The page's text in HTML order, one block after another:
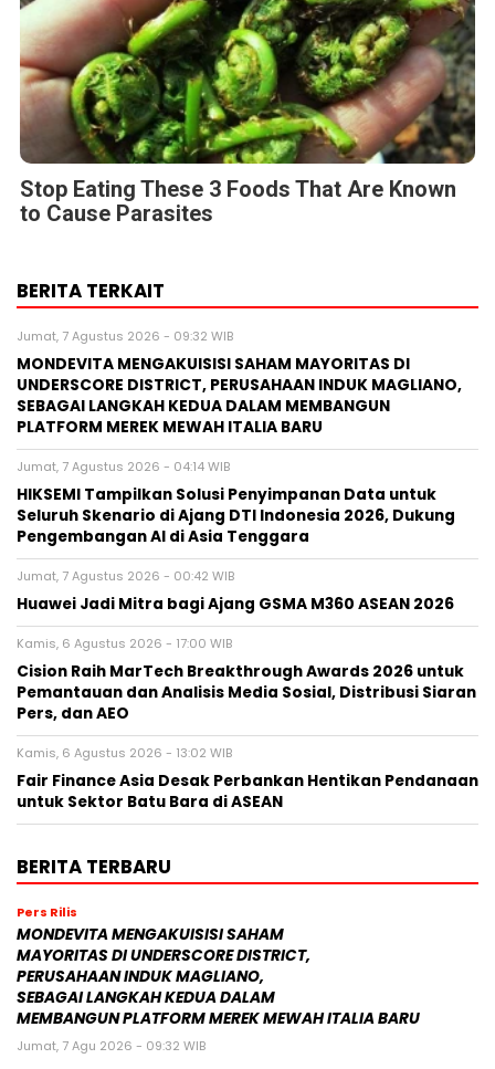
Stop Eating These 3 Foods That Are Known
to Cause Parasites
BERITA TERKAIT
Jumat, 7 Agustus 2026 - 09:32 WIB
MONDEVITA MENGAKUISISI SAHAM MAYORITAS DI
UNDERSCORE DISTRICT, PERUSAHAAN INDUK MAGLIANO,
SEBAGAI LANGKAH KEDUA DALAM MEMBANGUN
PLATFORM MEREK MEWAH ITALIA BARU
Jumat, 7 Agustus 2026 - 04:14 WIB
HIKSEMI Tampilkan Solusi Penyimpanan Data untuk
Seluruh Skenario di Ajang DTI Indonesia 2026, Dukung
Pengembangan AI di Asia Tenggara
Jumat, 7 Agustus 2026 - 00:42 WIB
Huawei Jadi Mitra bagi Ajang GSMA M360 ASEAN 2026
Kamis, 6 Agustus 2026 - 17:00 WIB
Cision Raih MarTech Breakthrough Awards 2026 untuk
Pemantauan dan Analisis Media Sosial, Distribusi Siaran
Pers, dan AEO
Kamis, 6 Agustus 2026 - 13:02 WIB
Fair Finance Asia Desak Perbankan Hentikan Pendanaan
untuk Sektor Batu Bara di ASEAN
BERITA TERBARU
Pers Rilis
MONDEVITA MENGAKUISISI SAHAM
MAYORITAS DI UNDERSCORE DISTRICT,
PERUSAHAAN INDUK MAGLIANO,
SEBAGAI LANGKAH KEDUA DALAM
MEMBANGUN PLATFORM MEREK MEWAH ITALIA BARU
Jumat, 7 Agu 2026 - 09:32 WIB